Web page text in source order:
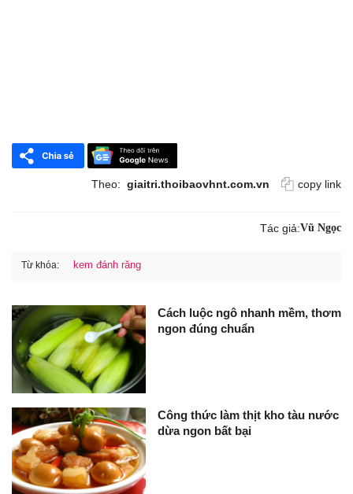
Theo: giaitri.thoibaovhnt.com.vn copy link
Tác giả:Vũ Ngọc
Từ khóa: kem đánh răng
Cách luộc ngô nhanh mềm, thơm
ngon đúng chuẩn
Công thức làm thịt kho tàu nước
dừa ngon bất bại